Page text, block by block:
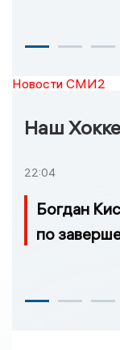
Новости СМИ2
Наш
22:04
Богдан
по